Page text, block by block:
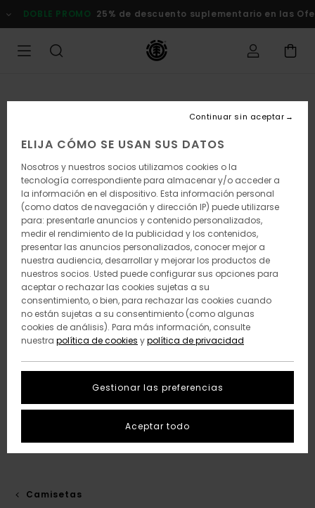
la
DOBLE PROMO 25% de descuento suplementario en las
Camisetas
ELIJA CÓMO SE USAN SUS DATOS
Nosotros y nuestros socios utilizamos cookies o la
tecnología correspondiente para almacenar y/o acceder a
la información en el dispositivo. Esta información personal
(como datos de navegación y dirección IP) puede utilizarse
para: presentarle anuncios y contenido personalizados,
medir el rendimiento de la publicidad y los contenidos,
presentar las anuncios personalizados, conocer mejor a
nuestra audiencia, desarrollar y mejorar los productos de
nuestros socios. Usted puede configurar sus opciones para
aceptar o rechazar las cookies sujetas a su
consentimiento, o bien, para rechazar las cookies cuando
no están sujetas a su consentimiento (como algunas
cookies de análisis). Para más información, consulte
nuestra política de cookies ypolítica de privacidad
Gestionar las preferencias
Continuar sin aceptar
Aceptar todo